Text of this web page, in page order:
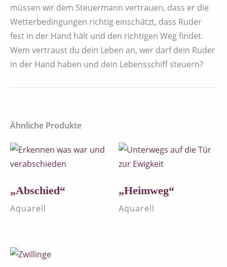
müssen wir dem Steuermann vertrauen, dass er die
Wetterbedingungen richtig einschätzt, dass Ruder
fest in der Hand hält und den richtigen Weg findet.
Wem vertraust du dein Leben an, wer darf dein Ruder
in der Hand haben und dein Lebensschiff steuern?
Ähnliche Produkte
„Abschied“
Aquarell
„Heimweg“
Aquarell